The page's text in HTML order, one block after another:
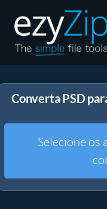
Descompactar
Converta PSD
Selecione os